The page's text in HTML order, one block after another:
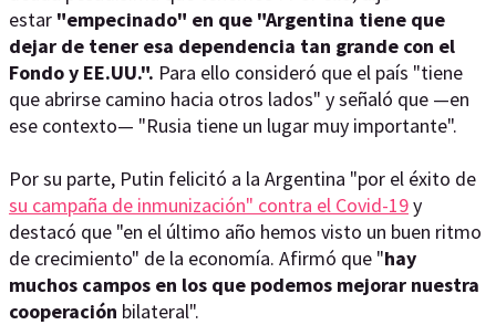
estar "empecinado" en que "Argentina tiene que
dejar de tener esa dependencia tan grande con el
Fondo y EE.UU.". Para ello consideró que el país "tiene
que abrirse camino hacia otros lados" y señaló que —en
ese contexto— "Rusia tiene un lugar muy importante".
Por su parte, Putin felicitó a la Argentina "por el éxito de
su campaña de inmunización" contra el Covid-19y
destacó que "en el último año hemos visto un buen ritmo
de crecimiento" de la economía. Afirmó que "hay
muchos campos en los que podemos mejorar nuestra
cooperación bilateral".